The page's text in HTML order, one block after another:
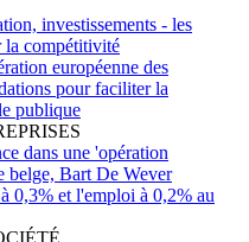
investissements - les
la compétitivité
européenne des
pour faciliter la
publique
dans une 'opération
belge, Bart De Wever
0,3% et l'emploi à 0,2% au